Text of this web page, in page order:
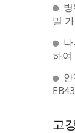
밀
하여
고